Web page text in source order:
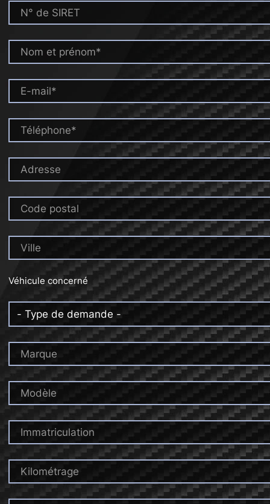
N° de SIRET
Nom et prénom*
E-mail*
Téléphone*
Adresse
Code postal
Ville
Véhicule concerné
Marque
Modèle
Immatriculation
Kilométrage